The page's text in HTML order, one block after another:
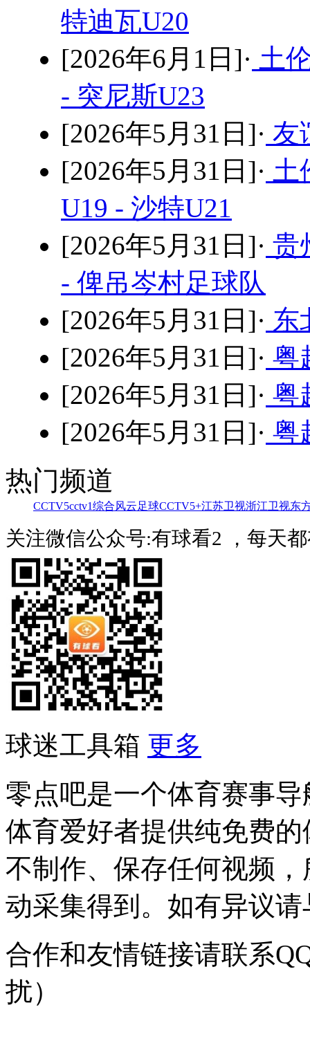
特迪瓦U20
[2026年6月1日]· 土
- 突尼斯U23
[2026年5月31日]· 友
[2026年5月31日]· 土
U19 - 沙特U21
[2026年5月31日]· 贵
- 俾吊岑村足球队
[2026年5月31日]· 东
[2026年5月31日]· 粤
[2026年5月31日]· 粤
[2026年5月31日]· 粤
热门频道
CCTV5cctv1综合风云足球CCTV5+江苏卫视浙江卫视东
关注微信公众号:有球看2 ，每天
球迷工具箱 更多
零点吧是一个体育赛事
体育爱好者提供纯免费
不制作、保存任何视频
动采集得到。如有异议
合作和友情链接请联系
扰）